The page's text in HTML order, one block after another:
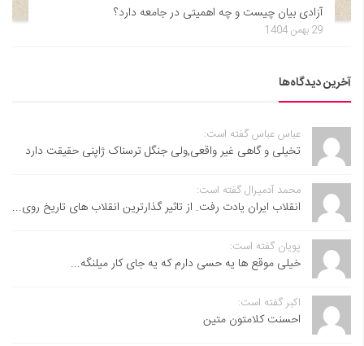
آزادی بیان چیست و چه اهمیتی در جامعه دارد؟
29 بهمن 1404
آخرین دیدگاه‌ها
عباس عباس گفته است:
تخیلی و گاهی غیر واقعی,ولی جنگل ترسناک ژاپنی حقیقت دارد
محمد آدمیرال گفته است:
انقلاب ایران یادت رفت. از تاثیر گذارترین انقلاب های تاریخ روی...
پویان گفته است:
خیلی موقع ها یه حسی دارم که یه جای کار میلنگه...
اکبر گفته است:
احسنت ‌کلامتون متین